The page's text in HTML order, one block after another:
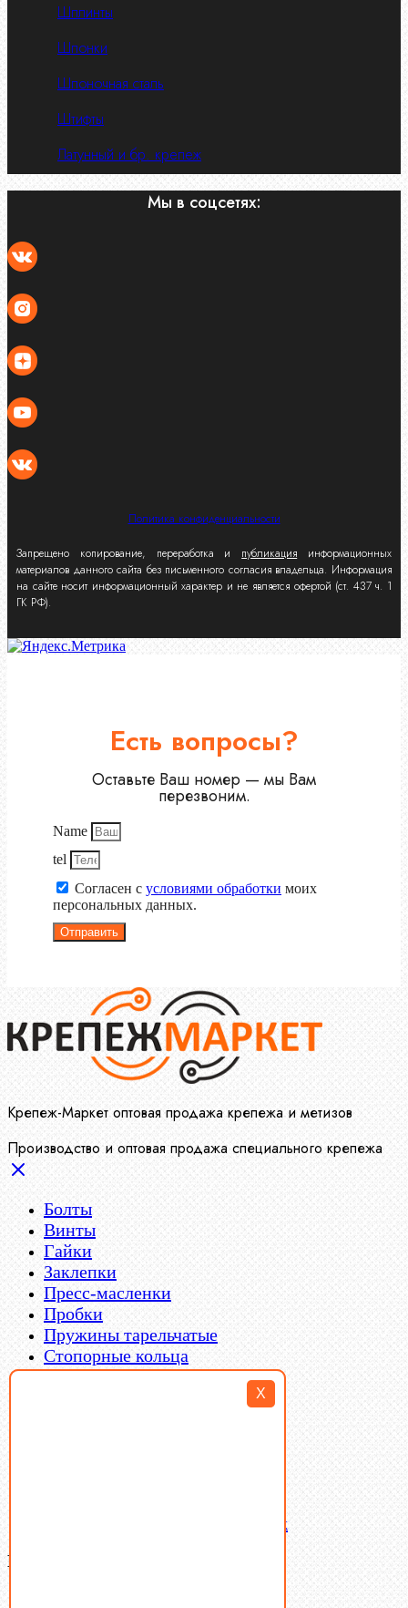
X
Шплинты
Шпонки
Шпоночная сталь
Штифты
Латунный и бр. крепеж
Мы в соцсетях:
Политика конфиденциальности
Запрещено копирование, переработка и публикация информационных
материалов данного сайта без письменного согласия владельца. Информация
на сайте носит информационный характер и не является офертой (ст. 437 ч. 1
ГК РФ).
Есть вопросы?
Оставьте Ваш номер — мы Вам
перезвоним.
Name
tel
Согласен с условиями обработки моих
персональных данных.
Отправить
Крепеж-Маркет оптовая продажа крепежа и метизов
Производство и оптовая продажа специального крепежа
Болты
Винты
Гайки
Заклепки
Пресс-масленки
Пробки
Пружины тарельчатые
Стопорные кольца
Такелаж
Латунный и бронзовый крепеж
Ваша корзина